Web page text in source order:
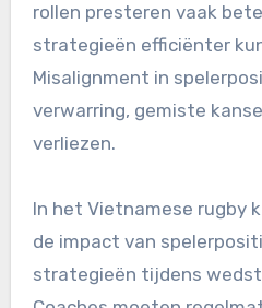
rollen presteren vaak
strategieën efficiënter
Misalignment in
verwarring, gemiste
verliezen.
In het Vietnamese rugby
de impact van
strategieën tijdens